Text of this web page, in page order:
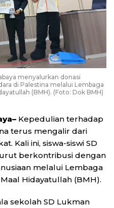
menyalurkan donasi
di Palestina melalui Lembaga
(BMH). (Foto: Dok BMH)
Kepedulian terhadap
terus mengalir dari
Kali ini, siswa-siswi SD
berkontribusi dengan
melalui Lembaga
Hidayatullah (BMH).
sekolah SD Lukman